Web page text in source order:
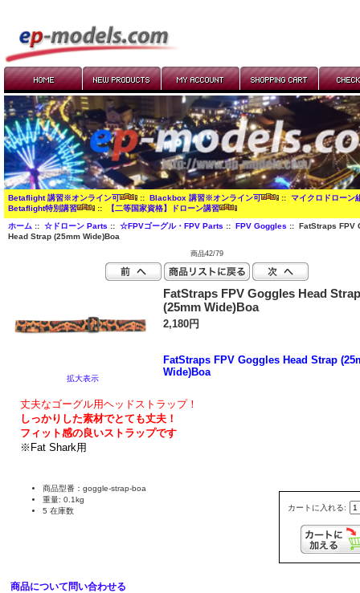
Betaflight 講習※オンライン可 :: Blackbox 講習※オンライン可 :: マイクロドローン
Betaflight特別講習
:: 【二等国家資格】ドローン講習
ホーム:: ☆ドローン Parts :: ☆FPVゴーグル・FPV Parts :: FPV Goggles :: FatStraps FPV
Head Strap (25mm Wide)Boa
商品42/79
拡大表示
FatStraps FPV Goggles Head Strap
(25mm Wide)Boa
2,180円
FatStraps FPV Goggles Head Strap
Wide)Boa
丈夫なゴーグル用ヘッドストラップ！
しっかりした素材でとても丈夫！
フィット感の良いストラップです
※Fat Shark用
カートに入れる:
商品型番：goggle-strap-boa
重量: 0.1kg
5 在庫数
商品について問い合わせる